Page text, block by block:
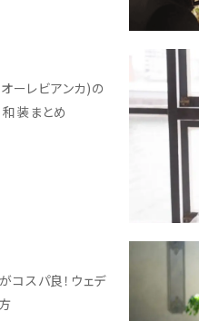
ーレビアンカ)の
和装まとめ
コスパ良！ウェデ